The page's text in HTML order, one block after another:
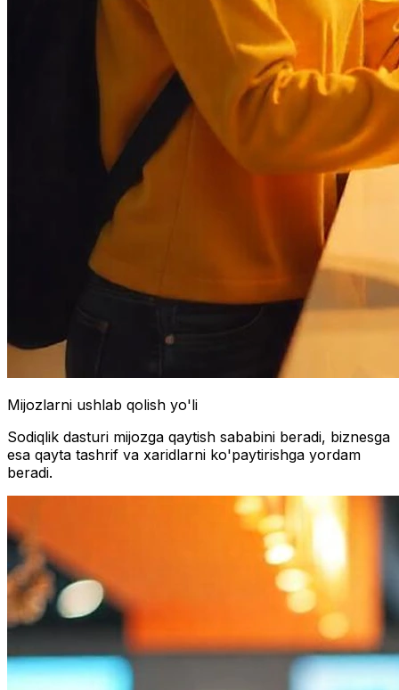
Mijozlarni ushlab qolish yo'li
Sodiqlik dasturi mijozga qaytish sababini beradi, biznesga
esa qayta tashrif va xaridlarni ko'paytirishga yordam
beradi.